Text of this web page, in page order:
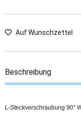
Auf Wunschzettel
Beschreibung
L-Steckverschraubung 90°